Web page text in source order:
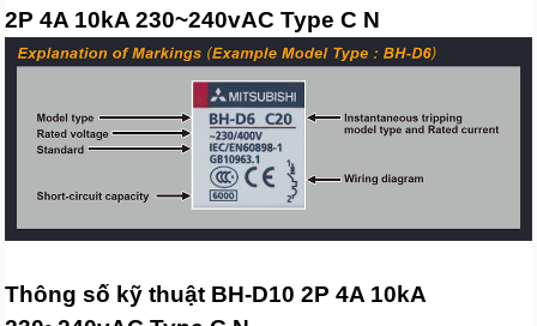
2P 4A 10kA 230~240vAC Type C N
Thông số kỹ thuật BH-D10 2P 4A 10kA